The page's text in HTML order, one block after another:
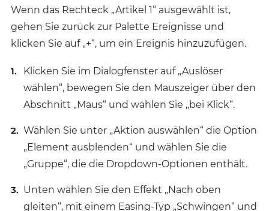
Wenn das Rechteck „Artikel 1“ ausgewählt ist,
gehen Sie zurück zur Palette Ereignisse und
klicken Sie auf „+“, um ein Ereignis hinzuzufügen.
Klicken Sie im Dialogfenster auf „Auslöser
wählen“, bewegen Sie den Mauszeiger über den
Abschnitt „Maus“ und wählen Sie „bei Klick“.
Wählen Sie unter „Aktion auswählen“ die Option
„Element ausblenden“ und wählen Sie die
„Gruppe“, die die Dropdown-Optionen enthält.
Unten wählen Sie den Effekt „Nach oben
gleiten“, mit einem Easing-Typ „Schwingen“ und